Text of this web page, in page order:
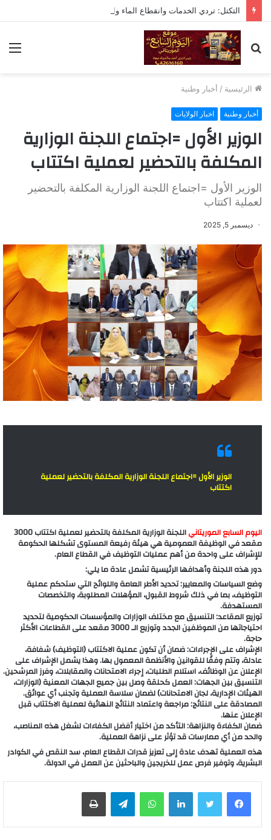
بحث
عن
الرئيسية / أخبار وطنية
أخبار وطنية اخبار الولايات
الوزير الأول =اجتماع اللجنة الوزارية
المكلفة بالتحضير لعملية اكتتاب
الوزير الأول =اجتماع اللجنة الوزارية المكلفة بالتحضير
لعملية اكتتاب
ديسمبر 5, 2025
الوزير الأول =اجتماع اللجنة الوزارية المكلفة بالتحضير لعملية
اكتتاب
اليوم السابع الموريتاني اللجنة الوزارية المكلفة بالتحضير لعملية اكتتاب 3000
مقعد في الوظيفة العمومية هي هيئة رفيعة المستوى تشكلها الحكومة
للإشراف على واحدة من أهم عمليات التوظيف في القطاع العام.
دور هذه اللجنة وأهدافها الرئيسية تشمل عادة ما يلي:
وضع السياسات والمعايير: تحديد الأطر العامة واللوائح التي ستحكم عملية
التوظيف، بما في ذلك شروط القبول، المؤهلات المطلوبة، والتخصصات
المستهدفة.
توزيع المقاعد: التنسيق مع مختلف الوزارات والمؤسسات الحكومية لتحديد
احتياجاتها من الموظفين الجدد وتوزيع الـ 3000 مقعد على القطاعات الأكثر
حاجة.
الإشراف على الإجراءات: ضمان أن تكون عملية الاكتتاب (التوظيف) شفافة،
عادلة، وتتم وفقًا للقوانين والأنظمة المعمول بها. وهذا يشمل الإشراف على
الإعلان عن الوظائف، استلام الطلبات، إجراء الامتحانات والمقابلات، وفرز المرشحين.
التنسيق بين الجهات: العمل كحلقة وصل بين جميع الجهات المعنية (الوزارات،
الهيئات الإدارية، لجان الامتحانات) لضمان سلاسة العملية وتجنب أي عوائق.
المصادقة على النتائج: مراجعة واعتماد النتائج النهائية لعملية الاكتتاب قبل
الإعلان عنها.
ضمان الكفاءة والنزاهة: التأكد من اختيار أفضل الكفاءات لشغل هذه المناصب،
والحد من أي ممارسات قد تؤثر على نزاهة العملية.
هذه العملية تهدف عادة إلى تعزيز قدرات القطاع العام، سد النقص في الكوادر
البشرية، وتوفير فرص عمل للخريجين والباحثين عن العمل في الدولة.
لينكدإن واتساب